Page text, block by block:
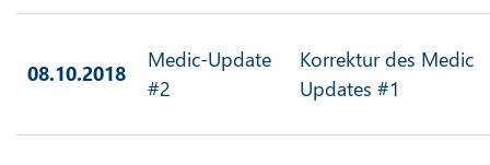
08.10.2018
Medic-Update
#2
Korrektur des Medic
Updates #1